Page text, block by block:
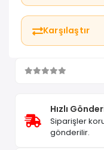
Karşılaştır
Hızlı
Siparişler
gönderilir.